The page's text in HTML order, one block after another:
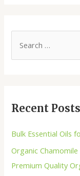
Recent Posts
Bulk Essential Oils
Organic
Premium Quality